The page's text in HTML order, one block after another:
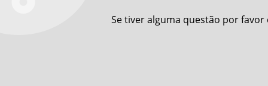
Se tiver alguma questão por favor